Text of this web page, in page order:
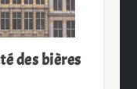
des bières